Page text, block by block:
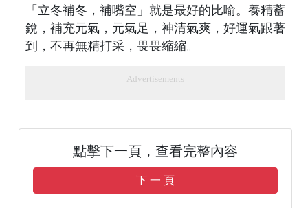
「立冬補冬，補嘴空」就是最好的比喻。養精蓄
銳，補充元氣，元氣足，神清氣爽，好運氣跟著
到，不再無精打采，畏畏縮縮。
Advertisements
點擊下一頁，查看完整內容
下 一 頁